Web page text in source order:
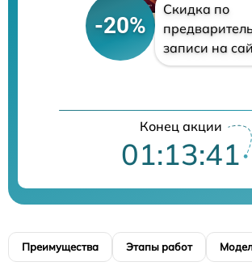
-20%
Скидка по
записи на
Конец акции
01:13:40
Преимущества Этапы работ